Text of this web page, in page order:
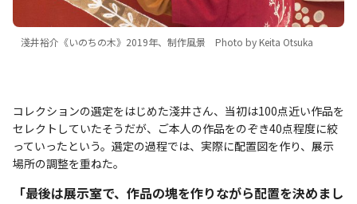
淺井裕介《いのちの木》2019年、制作風景 Photo by Keita Otsuka
コレクションの選定をはじめた淺井さん、当初は100点近い作品を
セレクトしていたそうだが、ご本人の作品をのぞき40点程度に絞
っていったという。選定の過程では、実際に配置図を作り、展示
場所の調整を重ねた。
「最後は展示室で、作品の塊を作りながら配置を決めまし